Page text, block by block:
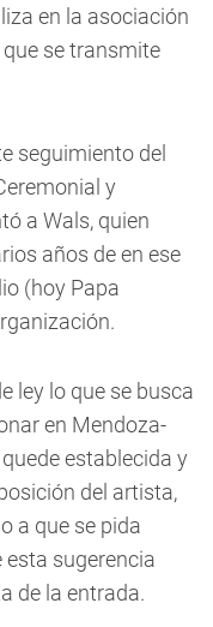
en la asociación
se transmite
seguimiento del
y
a Wals, quien
años de en ese
(hoy Papa
ley lo que se busca
en Mendoza-
establecida y
del artista,
a que se pida
sugerencia
de la entrada.